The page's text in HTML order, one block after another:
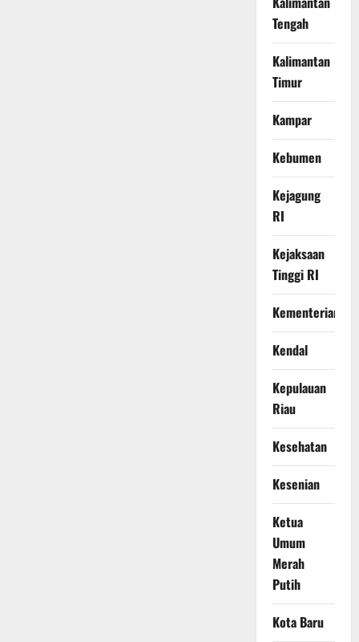
Tengah
Kalimantan
Timur
Kampar
Kebumen
Kejagung
RI
Kejaksaan
Tinggi RI
Kementerian
Kendal
Kepulauan
Riau
Kesehatan
Kesenian
Ketua
Umum
Merah
Putih
Kota Baru